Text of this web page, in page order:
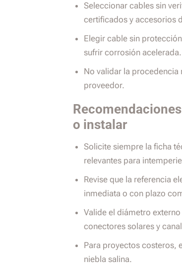
Seleccionar cables sin
certificados y accesorios
Elegir cable sin
sufrir corrosión acelerada.
No validar la procedencia
proveedor.
o instalar
Solicite siempre la ficha
relevantes para
Revise que la referencia
inmediata o con plazo
Valide el diámetro
conectores solares y
Para proyectos costeros,
niebla salina.